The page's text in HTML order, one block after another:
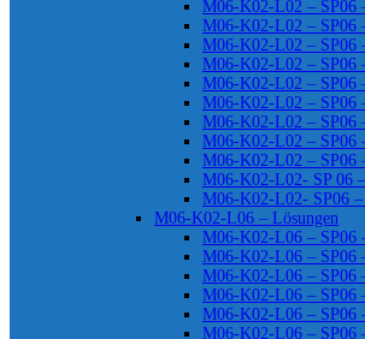
M06-K02-L02 – SP06
M06-K02-L02 – SP06
M06-K02-L02 – SP06
M06-K02-L02 – SP06
M06-K02-L02 – SP06
M06-K02-L02 – SP06
M06-K02-L02 – SP06
M06-K02-L02 – SP06
M06-K02-L02 – SP06
M06-K02-L02- SP 06
M06-K02-L02- SP06
M06-K02-L06 – Lösungen
M06-K02-L06 – SP06
M06-K02-L06 – SP06
M06-K02-L06 – SP06
M06-K02-L06 – SP06
M06-K02-L06 – SP06
M06-K02-L06 – SP06